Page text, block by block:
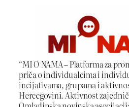
“MI O NAMA – Platforma za
priča o individualcima i
incijativama, grupama i
Hercegovini. Aktivnost